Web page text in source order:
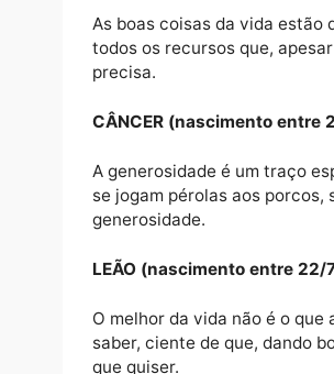
TOURO (nascimento
Pensar bem não é algo
por inércia.
GÊMEOS (nascimento
As boas coisas da vida
todos os recursos que,
precisa.
CÂNCER (nascimento